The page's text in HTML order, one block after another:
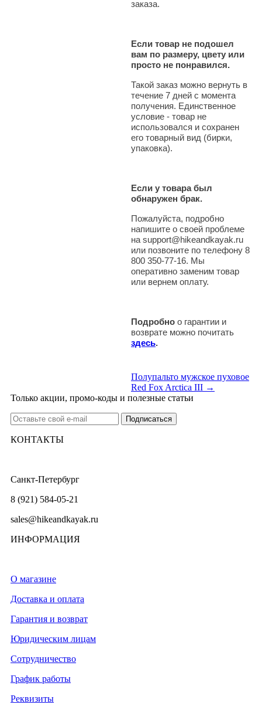
заказа.
Если товар не подошел
вам по размеру, цвету или
просто не понравился.
Такой заказ можно вернуть в
течение 7 дней с момента
получения. Единственное
условие - товар не
использовался и сохранен
его товарный вид (бирки,
упаковка).
Если у товара был
обнаружен брак.
Пожалуйста, подробно
напишите о своей проблеме
на support@hikeandkayak.ru
или позвоните по телефону 8
800 350-77-16. Мы
оперативно заменим товар
или вернем оплату.
Подробно о гарантии и
возврате можно почитать
здесь.
Полупальто мужское пуховое
Red Fox Arctica III →
Только акции, промо-коды и полезные статьи
КОНТАКТЫ
Санкт-Петербург
8 (921) 584-05-21
sales@hikeandkayak.ru
ИНФОРМАЦИЯ
О магазине
Доставка и оплата
Гарантия и возврат
Юридическим лицам
Сотрудничество
График работы
Реквизиты